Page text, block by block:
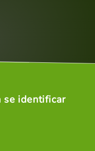
se identificar